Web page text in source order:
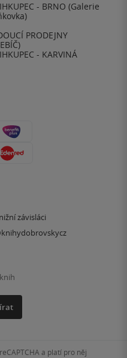
- BRNO (Galerie
PRODEJNY
- KARVINÁ
závisláci
a platí pro něj